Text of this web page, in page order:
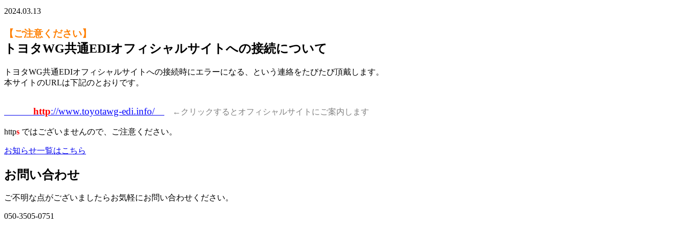
2024.03.13
【ご注意ください】
トヨタWG共通EDIオフィシャルサイトへの接続について
トヨタWG共通EDIオフィシャルサイトへの接続時にエラーになる、という連絡をたびたび頂戴します。
本サイトのURLは下記のとおりです。
http://www.toyotawg-edi.info/ ←クリックするとオフィシャルサイトにご案内します
https ではございませんので、ご注意ください。
お知らせ一覧はこちら
お問い合わせ
ご不明な点がございましたらお気軽にお問い合わせください。
050-3505-0751